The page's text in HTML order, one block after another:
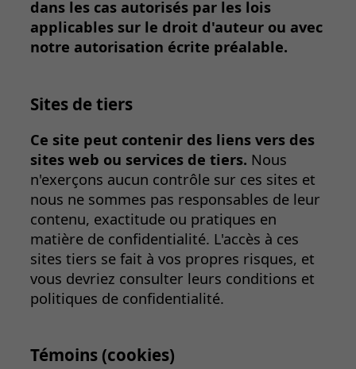
dans les cas autorisés par les lois
applicables sur le droit d'auteur ou avec
notre autorisation écrite préalable.
Sites de tiers
Ce site peut contenir des liens vers des
sites web ou services de tiers. Nous
n'exerçons aucun contrôle sur ces sites et
nous ne sommes pas responsables de leur
contenu, exactitude ou pratiques en
matière de confidentialité. L'accès à ces
sites tiers se fait à vos propres risques, et
vous devriez consulter leurs conditions et
politiques de confidentialité.
Témoins (cookies)